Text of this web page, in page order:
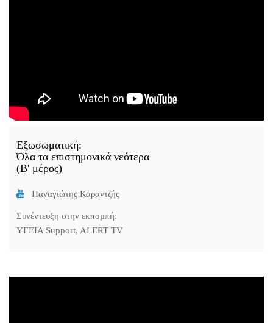
Εξωσωματική:
Όλα τα επιστημονικά νεότερα
(B' μέρος)
Παναγιώτης Καραντζής
Συνέντευξη στην εκπομπή:
ΥΓΕΙΑ Support, ALERT TV